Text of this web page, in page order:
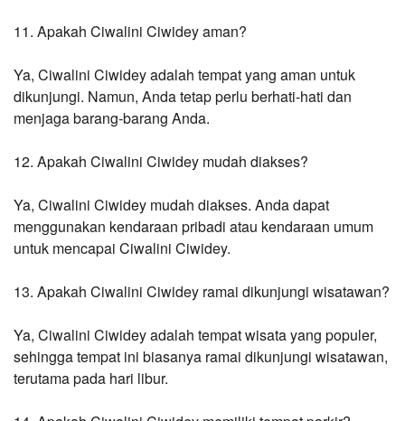
11. Apakah Ciwalini Ciwidey aman?
Ya, Ciwalini Ciwidey adalah tempat yang aman untuk
dikunjungi. Namun, Anda tetap perlu berhati-hati dan
menjaga barang-barang Anda.
12. Apakah Ciwalini Ciwidey mudah diakses?
Ya, Ciwalini Ciwidey mudah diakses. Anda dapat
menggunakan kendaraan pribadi atau kendaraan umum
untuk mencapai Ciwalini Ciwidey.
13. Apakah Ciwalini Ciwidey ramai dikunjungi wisatawan?
Ya, Ciwalini Ciwidey adalah tempat wisata yang populer,
sehingga tempat ini biasanya ramai dikunjungi wisatawan,
terutama pada hari libur.